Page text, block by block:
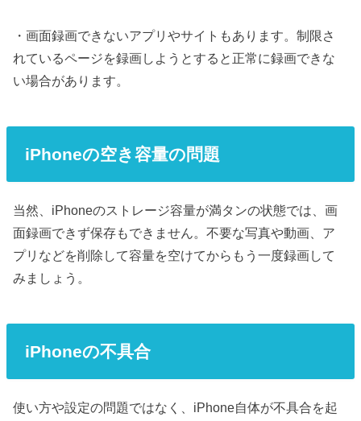
・画面録画できないアプリやサイトもあります。制限さ
れているページを録画しようとすると正常に録画できな
い場合があります。
iPhoneの空き容量の問題
当然、iPhoneのストレージ容量が満タンの状態では、画
面録画できず保存もできません。不要な写真や動画、ア
プリなどを削除して容量を空けてからもう一度録画して
みましょう。
iPhoneの不具合
使い方や設定の問題ではなく、iPhone自体が不具合を起